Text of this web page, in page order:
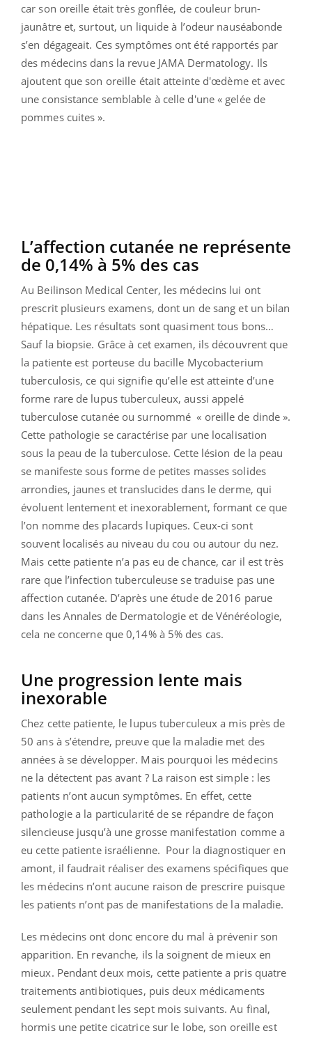
car son oreille était très gonflée, de couleur brun-
jaunâtre et, surtout, un liquide à l’odeur nauséabonde
s’en dégageait. Ces symptômes ont été rapportés par
des médecins dans la revue JAMA Dermatology. Ils
ajoutent que son oreille était atteinte d'œdème et avec
une consistance semblable à celle d'une « gelée de
pommes cuites ».
L’affection cutanée ne représente
de 0,14% à 5% des cas
Au Beilinson Medical Center, les médecins lui ont
prescrit plusieurs examens, dont un de sang et un bilan
hépatique. Les résultats sont quasiment tous bons…
Sauf la biopsie. Grâce à cet examen, ils découvrent que
la patiente est porteuse du bacille Mycobacterium
tuberculosis, ce qui signifie qu’elle est atteinte d’une
forme rare de lupus tuberculeux, aussi appelé
tuberculose cutanée ou surnommé « oreille de dinde ».
Cette pathologie se caractérise par une localisation
sous la peau de la tuberculose. Cette lésion de la peau
se manifeste sous forme de petites masses solides
arrondies, jaunes et translucides dans le derme, qui
évoluent lentement et inexorablement, formant ce que
l’on nomme des placards lupiques. Ceux-ci sont
souvent localisés au niveau du cou ou autour du nez.
Mais cette patiente n’a pas eu de chance, car il est très
rare que l’infection tuberculeuse se traduise pas une
affection cutanée. D’après une étude de 2016 parue
dans les Annales de Dermatologie et de Vénéréologie,
cela ne concerne que 0,14% à 5% des cas.
Une progression lente mais
inexorable
Chez cette patiente, le lupus tuberculeux a mis près de
50 ans à s’étendre, preuve que la maladie met des
années à se développer. Mais pourquoi les médecins
ne la détectent pas avant ? La raison est simple : les
patients n’ont aucun symptômes. En effet, cette
pathologie a la particularité de se répandre de façon
silencieuse jusqu’à une grosse manifestation comme a
eu cette patiente israélienne. Pour la diagnostiquer en
amont, il faudrait réaliser des examens spécifiques que
les médecins n’ont aucune raison de prescrire puisque
les patients n’ont pas de manifestations de la maladie.
Les médecins ont donc encore du mal à prévenir son
apparition. En revanche, ils la soignent de mieux en
mieux. Pendant deux mois, cette patiente a pris quatre
traitements antibiotiques, puis deux médicaments
seulement pendant les sept mois suivants. Au final,
hormis une petite cicatrice sur le lobe, son oreille est